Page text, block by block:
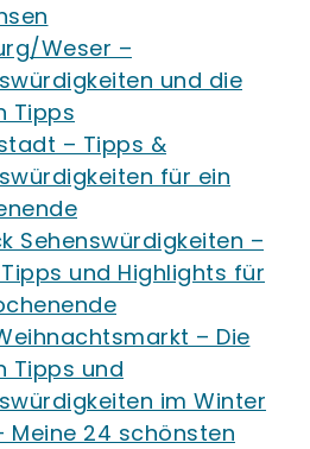
Weser –
und die
Tipps
– Tipps &
für ein
Sehenswürdigkeiten –
und Highlights für
– Die
Tipps und
im Winter
Meine 24 schönsten